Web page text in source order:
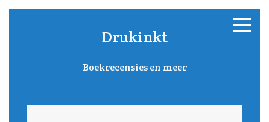
Drukinkt
Boekrecensies en meer